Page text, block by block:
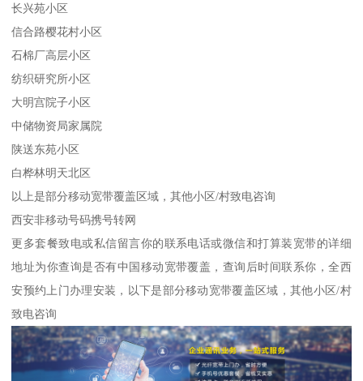
长兴苑小区
信合路樱花村小区
石棉厂高层小区
纺织研究所小区
大明宫院子小区
中储物资局家属院
陕送东苑小区
白桦林明天北区
以上是部分移动宽带覆盖区域，其他小区/村致电咨询
西安非移动号码携号转网
更多套餐致电或私信留言你的联系电话或微信和打算装宽带的详细
地址为你查询是否有中国移动宽带覆盖，查询后时间联系你，全西
安预约上门办理安装，以下是部分移动宽带覆盖区域，其他小区/村
致电咨询